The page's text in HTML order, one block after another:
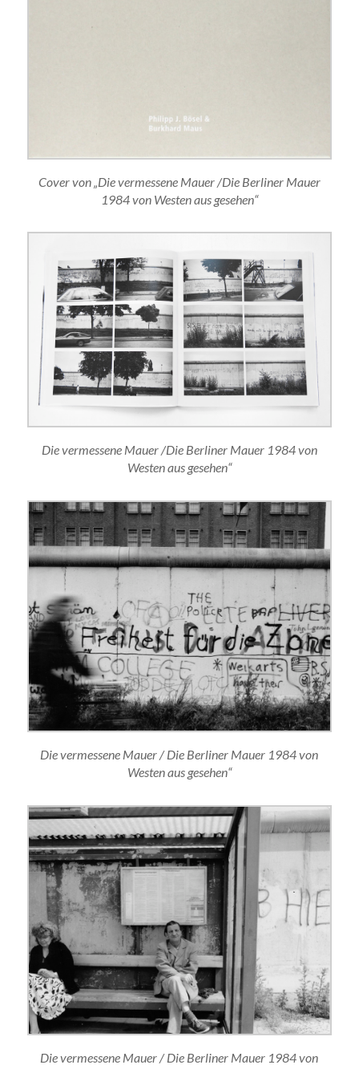
Cover von „Die vermessene Mauer /Die Berliner Mauer
1984 von Westen aus gesehen“
Die vermessene Mauer /Die Berliner Mauer 1984 von
Westen aus gesehen“
Die vermessene Mauer / Die Berliner Mauer 1984 von
Westen aus gesehen“
Die vermessene Mauer / Die Berliner Mauer 1984 von